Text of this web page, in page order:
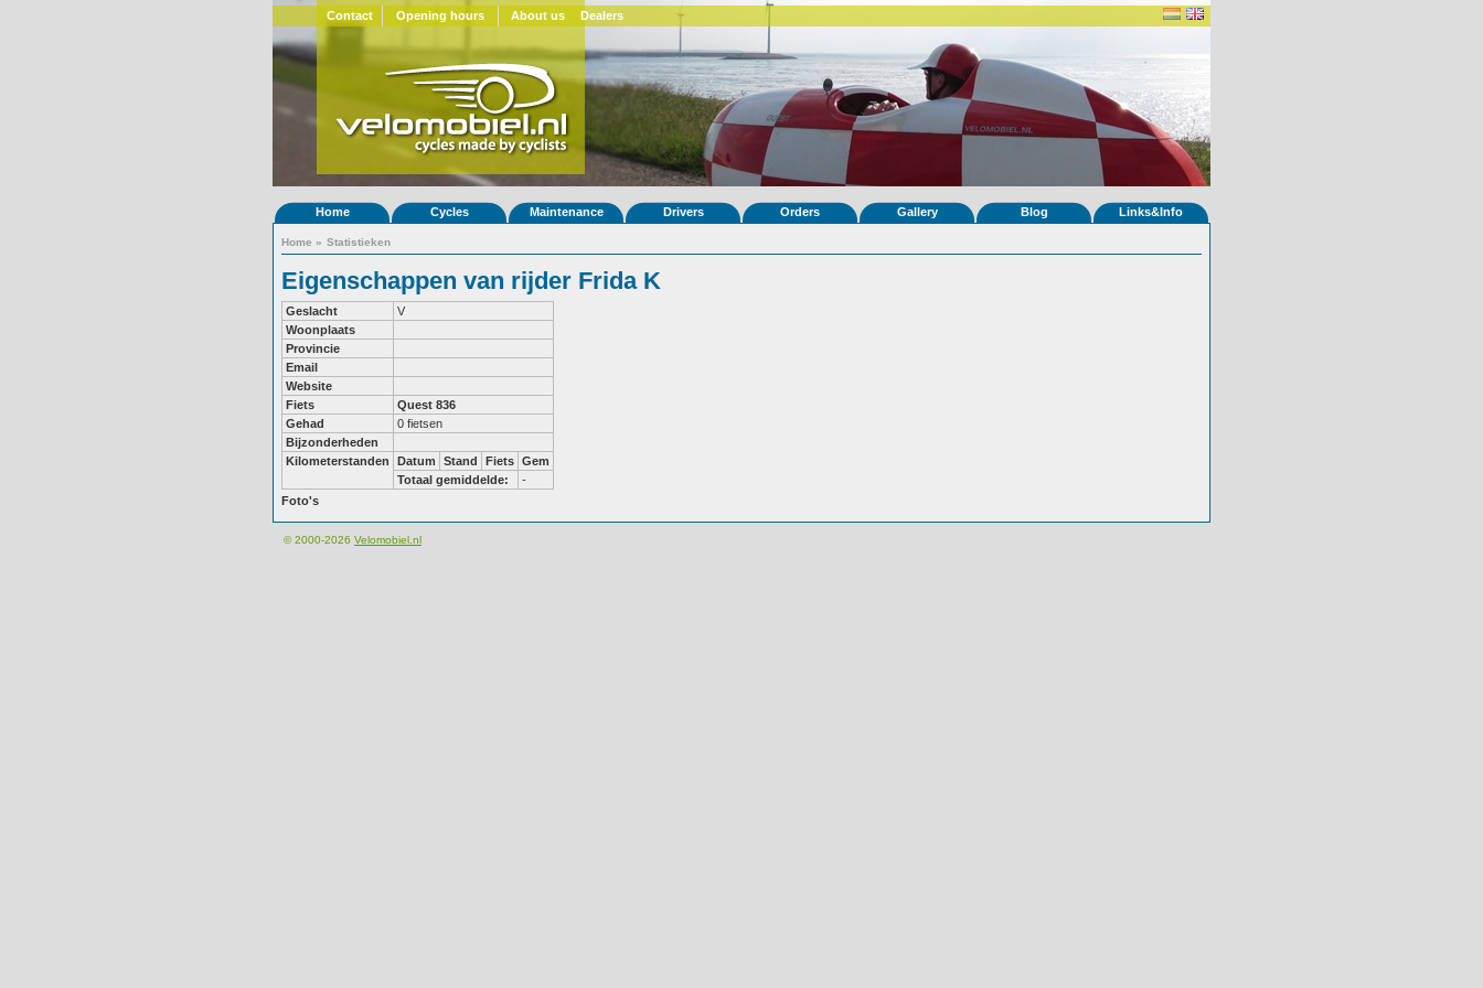
Contact Opening hours About us Dealers
Home Cycles Maintenance Drivers Orders Gallery Blog Links&Info
Home » Statistieken
Eigenschappen van rijder Frida K
Geslacht
V
Woonplaats
Provincie
Email
Website
Fiets
Quest 836
Gehad
0 fietsen
Bijzonderheden
Kilometerstanden
Datum Stand Fiets Gem
Totaal gemiddelde:
-
Foto's
© 2000-2026 Velomobiel.nl